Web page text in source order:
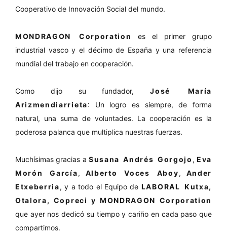
Cooperativo de Innovación Social del mundo.
MONDRAGON Corporation
es el primer grupo
industrial vasco y el décimo de España y una referencia
mundial del trabajo en cooperación.
Como dijo su fundador,José María
Arizmendiarrieta: Un logro es siempre, de forma
natural, una suma de voluntades. La cooperación es la
poderosa palanca que multiplica nuestras fuerzas.
Muchísimas gracias aSusana Andrés Gorgojo , Eva
Morón García, Alberto Voces Aboy, Ander
Etxeberria, y a todo el Equipo de LABORAL Kutxa,
Otalora, Copreci y MONDRAGON Corporation
que ayer nos dedicó su tiempo y cariño en cada paso que
compartimos.